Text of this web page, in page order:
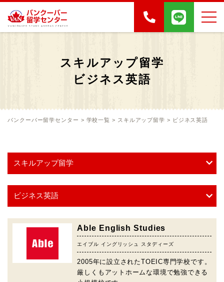
スキルアップ留学
ビジネス英語
バンクーバー留学センター > 学校一覧 > スキルアップ留学 > ビジネス英語
Able English Studies
エイブル イングリッシュ スタディーズ
2005年に設立されたTOEIC専門学校です。
厳しくもアットホームな環境で勉強できる